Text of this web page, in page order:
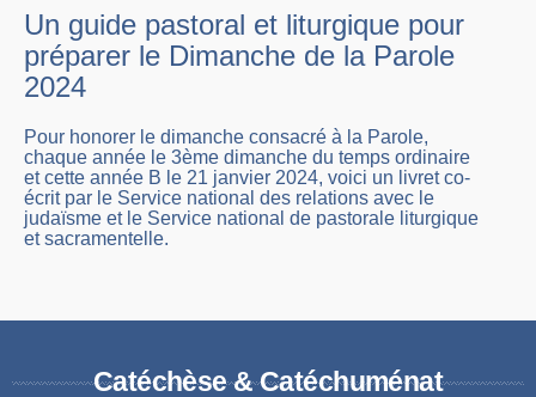
Un guide pastoral et liturgique pour
préparer le Dimanche de la Parole
2024
Pour honorer le dimanche consacré à la Parole,
chaque année le 3ème dimanche du temps ordinaire
et cette année B le 21 janvier 2024, voici un livret co-
écrit par le Service national des relations avec le
judaïsme et le Service national de pastorale liturgique
et sacramentelle.
Catéchèse & Catéchuménat